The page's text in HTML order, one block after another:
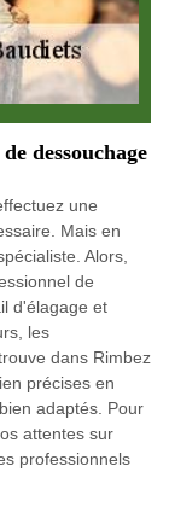
dessouchage
une
Mais en
Alors,
de
d'élagage et
les
dans Rimbez
précises en
adaptés. Pour
attentes sur
professionnels